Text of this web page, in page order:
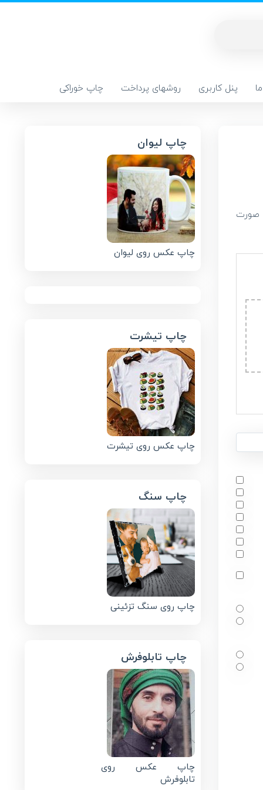
پنل کاربری روشهای پرداخت چاپ خوراکی
صورت
چاپ لیوان
چاپ عکس روی لیوان
چاپ تیشرت
چاپ عکس روی تیشرت
چاپ سنگ
چاپ روی سنگ تزئینی
چاپ تابلوفرش
چاپ عکس روی
تابلوفرش